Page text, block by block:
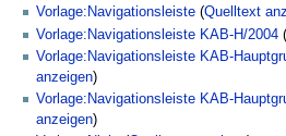
Vorlage:Navigationsleiste (Quelltext
Vorlage:Navigationsleiste KAB-H/2004 (
Vorlage:Navigationsleiste KAB-
anzeigen)
Vorlage:Navigationsleiste KAB-
anzeigen)